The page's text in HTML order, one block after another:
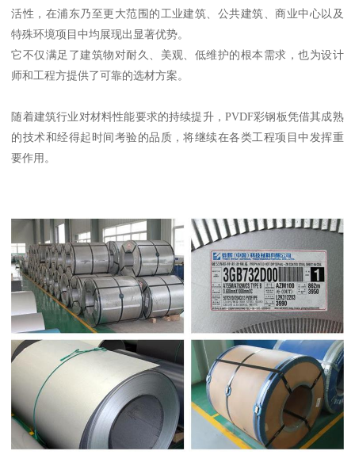
活性，在浦东乃至更大范围的工业建筑、公共建筑、商业中心以及
特殊环境项目中均展现出显著优势。
它不仅满足了建筑物对耐久、美观、低维护的根本需求，也为设计
师和工程方提供了可靠的选材方案。
随着建筑行业对材料性能要求的持续提升，PVDF彩钢板凭借其成熟
的技术和经得起时间考验的品质，将继续在各类工程项目中发挥重
要作用。